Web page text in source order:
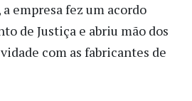
a empresa fez um acordo
de Justiça e abriu mão dos
com as fabricantes de